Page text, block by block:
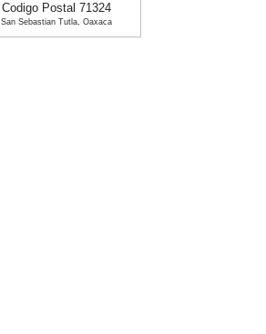
Codigo Postal 71324
San Sebastian Tutla, Oaxaca